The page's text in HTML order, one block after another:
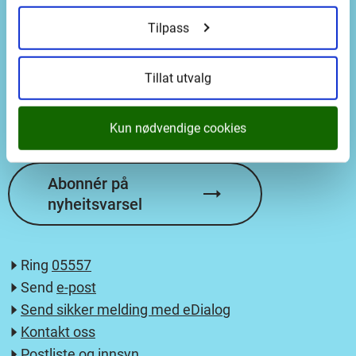
Tilpass
Tillat utvalg
Kun nødvendige cookies
Vestland fylkeskommune
6863 Leikanger
Abonnér på
nyheitsvarsel
Ring 05557
Send e-post
Send sikker melding med eDialog
Kontakt oss